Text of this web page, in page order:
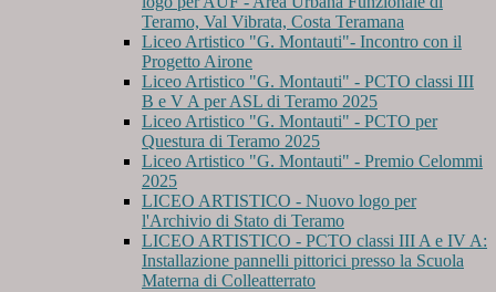
Teramo, Val Vibrata, Costa Teramana
Liceo Artistico "G. Montauti"- Incontro con il
Progetto Airone
Liceo Artistico "G. Montauti" - PCTO classi III
B e V A per ASL di Teramo 2025
Liceo Artistico "G. Montauti" - PCTO per
Questura di Teramo 2025
Liceo Artistico "G. Montauti" - Premio Celommi
2025
LICEO ARTISTICO - Nuovo logo per
l'Archivio di Stato di Teramo
LICEO ARTISTICO - PCTO classi III A e IV A:
Installazione pannelli pittorici presso la Scuola
Materna di Colleatterrato